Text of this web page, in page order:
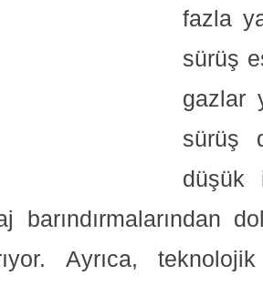
fazla
sürüş
gazlar
sürüş
düşük
barındırmalarından
Ayrıca,